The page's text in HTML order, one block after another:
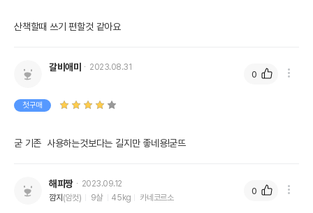
산책할때 쓰기 편할것 같아요
갈비애미 2023.08.31
첫구매
굳 기존  사용하는것보다는 길지만 좋네용!굳뜨
0
해피짱
2023.09.12
깜지 (암컷) 9살 45kg 카네코르소
0